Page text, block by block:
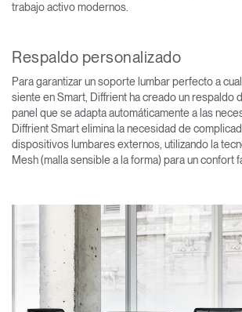
trabajo activo modernos.
Respaldo personalizado
Para garantizar un soporte lumbar perfecto a
siente en Smart, Diffrient ha creado un respaldo
panel que se adapta automáticamente a las
Diffrient Smart elimina la necesidad de
dispositivos lumbares externos, utilizando la
Mesh (malla sensible a la forma) para un confort